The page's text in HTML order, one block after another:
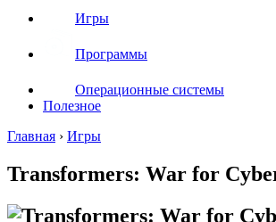
Игры
Программы
Операционные системы
Полезное
Главная › Игры
Transformers: War for